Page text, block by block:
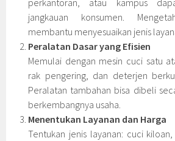
perkantoran, atau kampus
jangkauan konsumen.
membantu menyesuaikan jenis
Peralatan Dasar yang Efisien
Memulai dengan mesin cuci satu
rak pengering, dan deterjen
Peralatan tambahan bisa dibeli
berkembangnya usaha.
Menentukan Layanan dan Harga
Tentukan jenis layanan: cuci